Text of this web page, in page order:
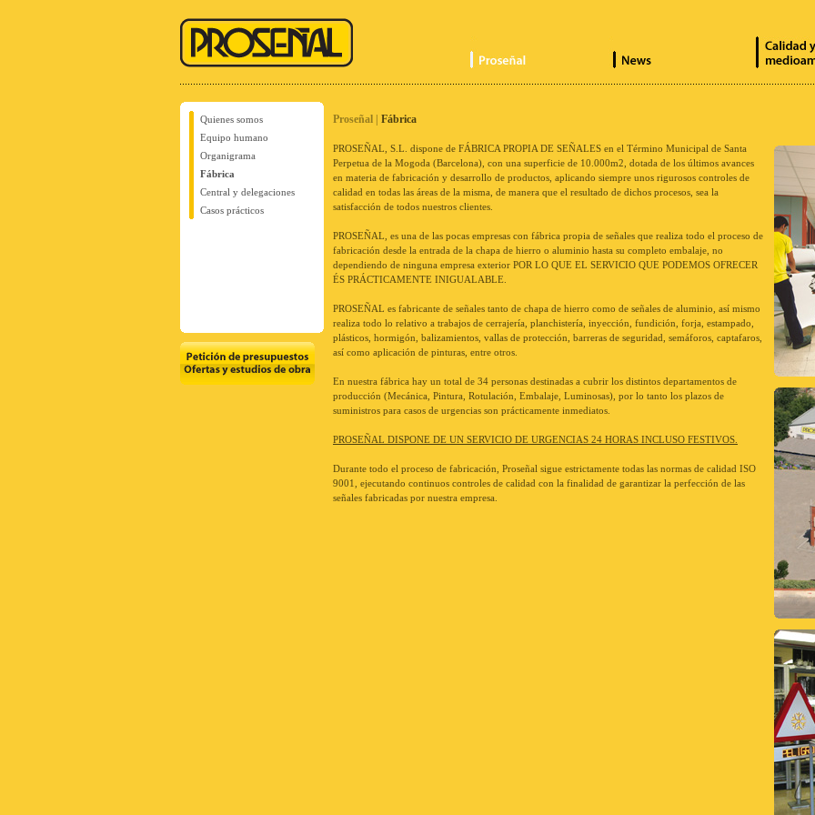
Proseñal
Quienes somos
Equipo humano
Organigrama
Fábrica
Central y delegaciones
Casos prácticos
Proseñal | Fábrica
PROSEÑAL, S.L. dispone de FÁBRICA PROPIA DE SEÑALES en el Término Municipal de Santa
Perpetua de la Mogoda (Barcelona), con una superficie de 10.000m2, dotada de los últimos avances
en materia de fabricación y desarrollo de productos, aplicando siempre unos rigurosos controles de
calidad en todas las áreas de la misma, de manera que el resultado de dichos procesos, sea la
satisfacción de todos nuestros clientes.
PROSEÑAL, es una de las pocas empresas con fábrica propia de señales que realiza todo el proceso de
fabricación desde la entrada de la chapa de hierro o aluminio hasta su completo embalaje, no
dependiendo de ninguna empresa exterior POR LO QUE EL SERVICIO QUE PODEMOS OFRECER
ÉS PRÁCTICAMENTE INIGUALABLE.
PROSEÑAL es fabricante de señales tanto de chapa de hierro como de señales de aluminio, así mismo
realiza todo lo relativo a trabajos de cerrajería, planchistería, inyección, fundición, forja, estampado,
plásticos, hormigón, balizamientos, vallas de protección, barreras de seguridad, semáforos, captafaros,
así como aplicación de pinturas, entre otros.
En nuestra fábrica hay un total de 34 personas destinadas a cubrir los distintos departamentos de
producción (Mecánica, Pintura, Rotulación, Embalaje, Luminosas), por lo tanto los plazos de
suministros para casos de urgencias son prácticamente inmediatos.
PROSEÑAL DISPONE DE UN SERVICIO DE URGENCIAS 24 HORAS INCLUSO FESTIVOS.
Durante todo el proceso de fabricación, Proseñal sigue estrictamente todas las normas de calidad ISO
9001, ejecutando continuos controles de calidad con la finalidad de garantizar la perfección de las
señales fabricadas por nuestra empresa.